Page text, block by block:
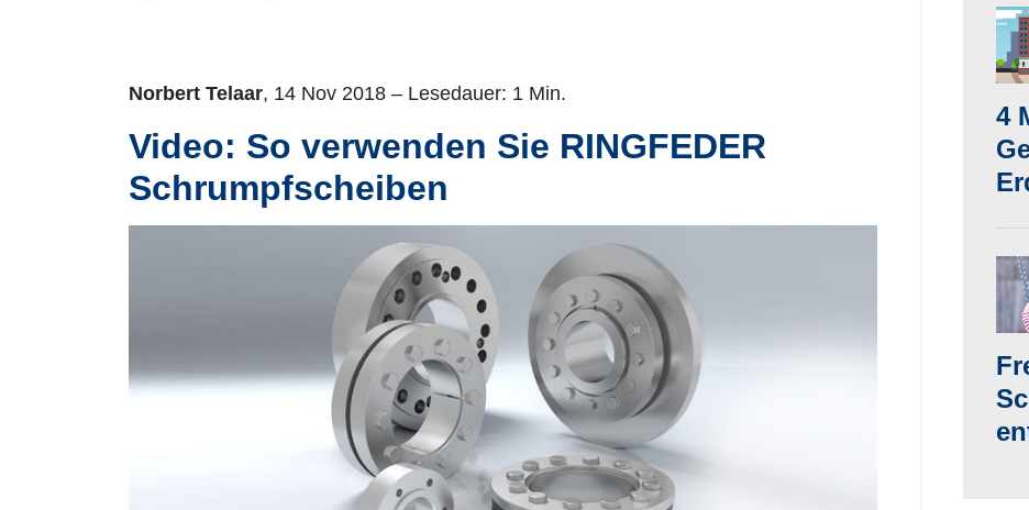
Norbert Telaar, 14 Nov 2018 – Lesedauer: 1 Min.
Video: So verwenden Sie RINGFEDER
Schrumpfscheiben
4